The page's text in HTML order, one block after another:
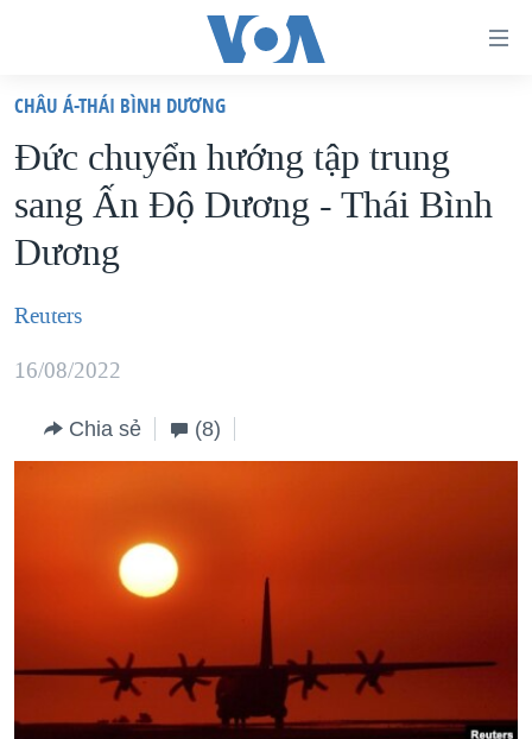
truy
cập
Tới
nội
chính
điều
hướng
chính
VIỆT NAM
HOA KỲ
BIỂN ĐÔNG
THẾ GIỚI
DIỄN ĐÀN
MỤC
NGƯỜI VIỆT HẢI NGOẠI
ĐỜI SỐNG
KHOA HỌC
SỨC KHOẺ
CHUYÊN ĐỀ
HÀNH TRÌNH BẦU CỬ 2024
MỘT NĂM CHIẾN TRANH TẠI DẢI GAZA
GIẢI MÃ VÀNH ĐAI & CON ĐƯỜNG
NGÀY TỊ NẠN THẾ GIỚI
MẠNG XÃ HỘI
CHÂU Á-THÁI BÌNH DƯƠNG
Đức chuyển hướng tập trung
sang Ấn Độ Dương - Thái Bình
Dương
Reuters
16/08/2022
Chia sẻ (8)